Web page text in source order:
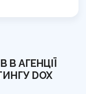
В АГЕНЦІЇ
DOX